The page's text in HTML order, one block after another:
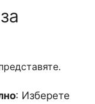
: Изберете